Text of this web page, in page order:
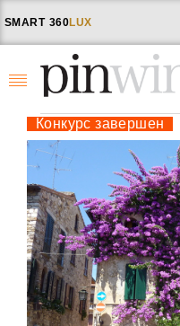
SMART 360LUX
Конкурс завершен